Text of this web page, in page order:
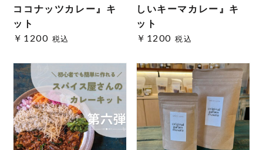
ココナッツカレー』キ
ット
￥1200 税込
しいキーマカレー』キ
ット
￥1200 税込